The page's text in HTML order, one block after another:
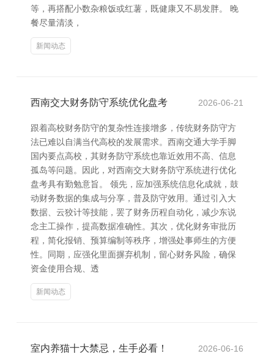
等，再搭配小数杂粮饭或红薯，既健康又不易发胖。 晚
餐尽量清淡，
新闻动态
西南交大财务防守系统优化盘考 2026-06-21
跟着高校财务防守的复杂性连接增多，传统财务防守方
法已难以自满当代高校的发展需求。西南交通大学手脚
国内要点高校，其财务防守系统也靠近效用不高、信息
孤岛等问题。因此，对西南交大财务防守系统进行优化
盘考具有勤勉意旨。 领先，应加强系统信息化成就，鼓
动财务数据的集成与分享，普及防守效用。通过引入大
数据、云狡计等技能，罢了财务历程自动化，减少东说
念主工操作，提高数据准确性。其次，优化财务审批历
程，简化报销、预算编制等秩序，增强处事师生的方便
性。同期，应强化里面摒弃机制，留心财务风险，确保
资金使用合规、透
新闻动态
室内养猫十大禁忌，生手必看！ 2026-06-16